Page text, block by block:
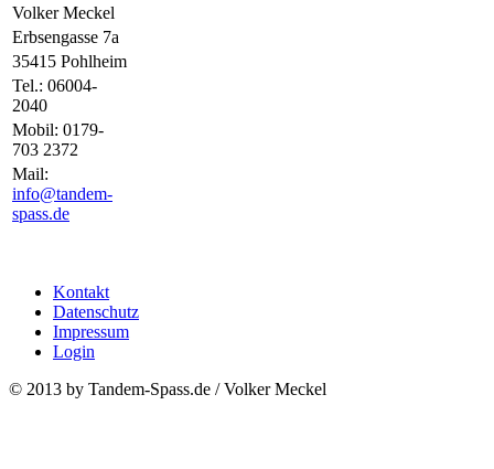
Volker Meckel
Erbsengasse 7a
35415 Pohlheim
Tel.: 06004-
2040
Mobil: 0179-
703 2372
Mail:
info@tandem-
spass.de
Kontakt
Datenschutz
Impressum
Login
© 2013 by Tandem-Spass.de / Volker Meckel